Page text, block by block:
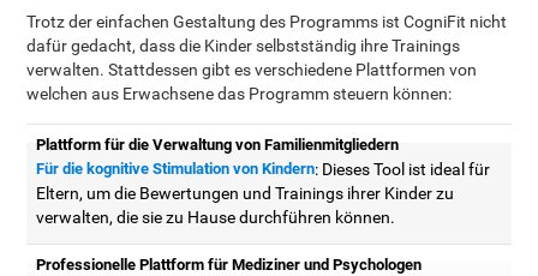
Trotz der einfachen Gestaltung des Programms ist CogniFit nicht
dafür gedacht, dass die Kinder selbstständig ihre Trainings
verwalten. Stattdessen gibt es verschiedene Plattformen von
welchen aus Erwachsene das Programm steuern können:
Plattform für die Verwaltung von Familienmitgliedern
Für die kognitive Stimulation von Kindern: Dieses Tool ist ideal für
Eltern, um die Bewertungen und Trainings ihrer Kinder zu
verwalten, die sie zu Hause durchführen können.
Professionelle Plattform für Mediziner und Psychologen